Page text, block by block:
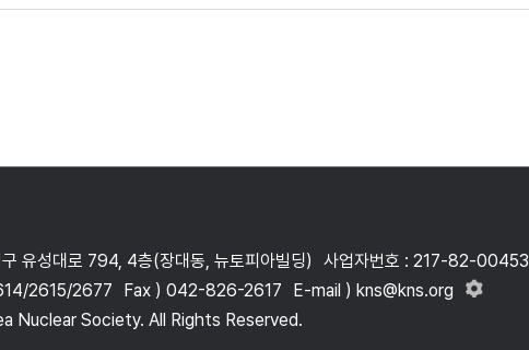
유성대로 794, 4층(장대동, 뉴토피아빌딩)
사업자번호 : 217-82-00453
2615/2677
Fax ) 042-826-2617
E-mail ) kns@kns.org
Nuclear Society. All Rights Reserved.